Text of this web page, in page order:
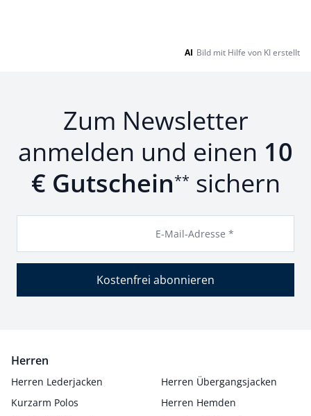
AI Bild mit Hilfe von KI erstellt
Zum Newsletter
anmelden und einen 10
€ Gutschein** sichern
E-Mail-Adresse *
Kostenfrei abonnieren
Herren
Herren Lederjacken
Herren Übergangsjacken
Kurzarm Polos
Herren Hemden